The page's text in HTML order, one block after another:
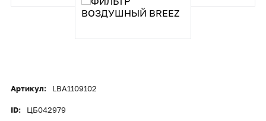
Артикул: LBA1109102
ID: ЦБ042979